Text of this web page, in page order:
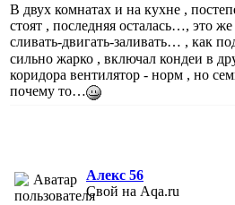
В двух комнатах и на кухне ,
стоят , последняя осталась…, это
сливать-двигать-заливать… , как
сильно жарко , включал кондеи в
коридора вентилятор - норм , но
почему то…
Алекс 56
Свой на Aqa.ru